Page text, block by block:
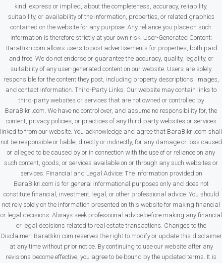
kind, express or implied, about the completeness, accuracy, reliability,
suitability, or availability of the information, properties, or related graphics
contained on the website for any purpose. Any reliance you place on such
information is therefore strictly at your own risk. User-Generated Content:
BaraBikri.com allows users to post advertisements for properties, both paid
and free. We do not endorse or guarantee the accuracy, quality, legality, or
suitability of any user-generated content on our website. Users are solely
responsible for the content they post, including property descriptions, images,
and contact information. Third-Party Links: Our website may contain links to
third-party websites or services that are not owned or controlled by
BaraBikri.com. We have no control over, and assume no responsibility for, the
content, privacy policies, or practices of any third-party websites or services
linked to from our website. You acknowledge and agree that BaraBikri.com shall
not be responsible or liable, directly or indirectly, for any damage or loss caused
or alleged to be caused by or in connection with the use of or reliance on any
such content, goods, or services available on or through any such websites or
services. Financial and Legal Advice: The information provided on
BaraBikri.com is for general informational purposes only and does not
constitute financial, investment, legal, or other professional advice. You should
not rely solely on the information presented on this website for making financial
or legal decisions. Always seek professional advice before making any financial
or legal decisions related to real estate transactions. Changes to the
Disclaimer: BaraBikri.com reserves the right to modify or update this disclaimer
at any time without prior notice. By continuing to use our website after any
revisions become effective, you agree to be bound by the updated terms. It is